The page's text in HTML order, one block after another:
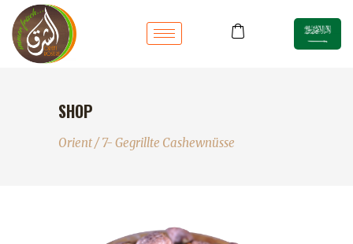
SHOP
Orient/ 7- Gegrillte Cashewnüsse